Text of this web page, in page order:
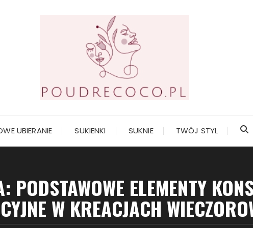
UBIERANIE SUKIENKI SUKNIE TWÓJ STYL
PODSTAWOWE ELEMENTY
W KREACJACH